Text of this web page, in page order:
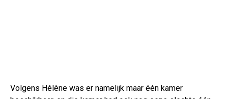
Volgens Hélène was er namelijk maar één kamer